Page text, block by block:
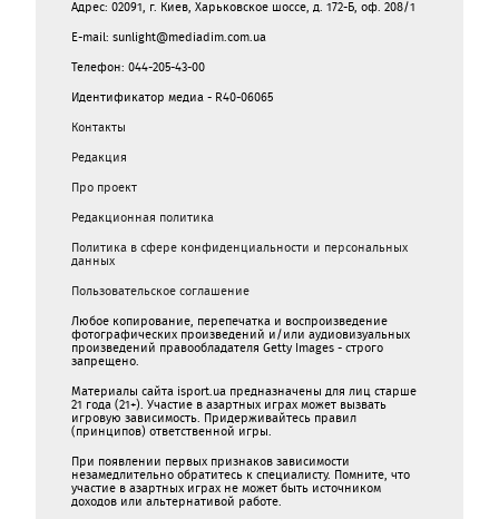
Адрес: 02091, г. Киев, Харьковское шоссе, д. 172-Б, оф. 208/1
E-mail: sunlight@mediadim.com.ua
Телефон: 044-205-43-00
Идентификатор медиа - R40-06065
Контакты
Редакция
Про проект
Редакционная политика
Политика в сфере конфиденциальности и персональных
данных
Пользовательское соглашение
Любое копирование, перепечатка и воспроизведение
фотографических произведений и/или аудиовизуальных
произведений правообладателя Getty Images - строго
запрещено.
Материалы сайта isport.ua предназначены для лиц старше
21 года (21+). Участие в азартных играх может вызвать
игровую зависимость. Придерживайтесь правил
(принципов) ответственной игры.
При появлении первых признаков зависимости
незамедлительно обратитесь к специалисту. Помните, что
участие в азартных играх не может быть источником
доходов или альтернативой работе.